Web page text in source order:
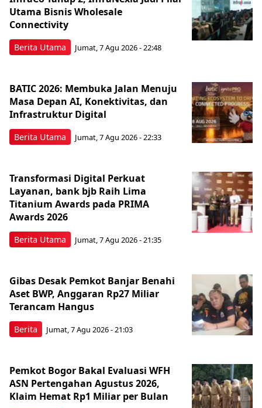
Berita Utama
Utama Bisnis Wholesale
Connectivity
Jumat, 7 Agu 2026 - 22:48
Berita Utama
BATIC 2026: Membuka Jalan Menuju
Masa Depan AI, Konektivitas, dan
Infrastruktur Digital
Jumat, 7 Agu 2026 - 22:33
Berita Utama
Transformasi Digital Perkuat
Layanan, bank bjb Raih Lima
Titanium Awards pada PRIMA
Awards 2026
Jumat, 7 Agu 2026 - 21:35
Berita
Gibas Desak Pemkot Banjar Benahi
Aset BWP, Anggaran Rp27 Miliar
Terancam Hangus
Jumat, 7 Agu 2026 - 21:03
Pemkot Bogor Bakal Evaluasi WFH
ASN Pertengahan Agustus 2026,
Klaim Hemat Rp1 Miliar per Bulan